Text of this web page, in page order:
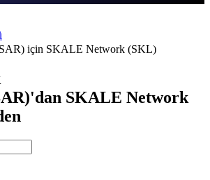
için SKALE Network (SKL)
SKALE Network